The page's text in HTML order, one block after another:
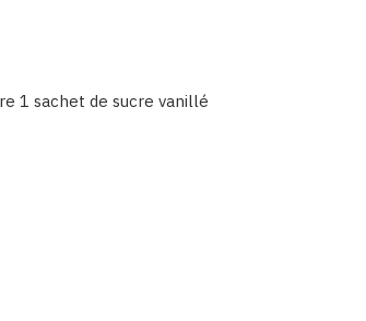
1 sachet de sucre vanillé